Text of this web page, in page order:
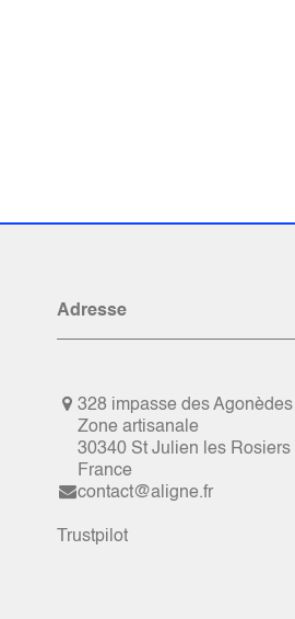
Adresse
328 impasse des Agonèdes
Zone artisanale
30340 St Julien les Rosiers
France
contact@aligne.fr
Trustpilot